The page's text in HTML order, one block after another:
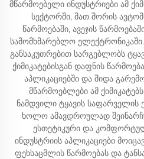
მწარმოებელი ინდუსტრიები ამ
სექტორში, მათ შორის
წარმოებაში, ავეჯის
სამომხმარებლო
განსაკუთრებით სარგებლობს
ქიმიკატებისგან დაფნის
აპლიკაციებში და შიდა
მწარმოებლები ამ
ნამდვილი ტყავის საფარველის
ხოლო ამავდროულად
ესთეტიკური და
ინდუსტრიის აპლიკაციები
ფეხსაცმლის წარმოებას და